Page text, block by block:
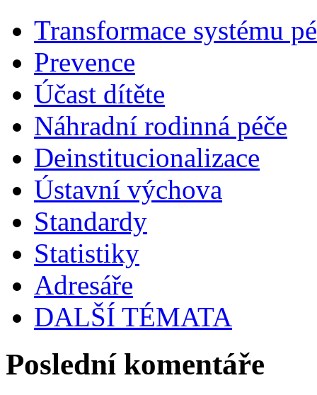
Transformace systému
Prevence
Účast dítěte
Náhradní rodinná péče
Deinstitucionalizace
Ústavní výchova
Standardy
Statistiky
Adresáře
DALŠÍ TÉMATA
Poslední komentáře